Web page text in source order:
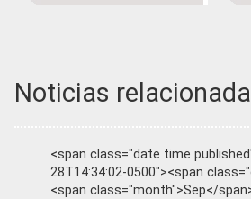
Noticias
<span class="date time
28T14:34:02-0500"><span
<span class="month">Sep</